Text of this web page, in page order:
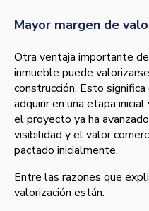
Mayor margen de
Otra ventaja importante
inmueble puede
construcción. Esto
adquirir en una etapa
el proyecto ya ha
visibilidad y el valor
pactado inicialmente.
Entre las razones que
valorización están: